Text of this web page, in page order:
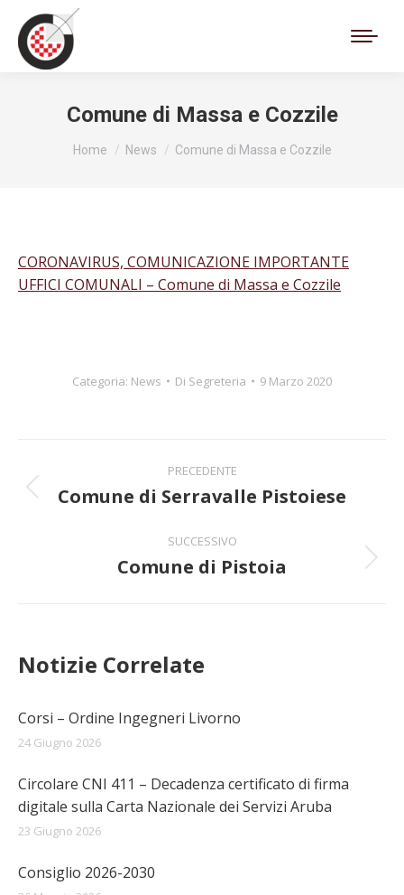
Comune di Massa e Cozzile
Tu sei qui:
Home News Comune di Massa e Cozzile
CORONAVIRUS, COMUNICAZIONE IMPORTANTE
UFFICI COMUNALI – Comune di Massa e Cozzile
Categoria: News Di Segreteria 9 Marzo 2020
tra
PRECEDENTE
Post
Comune di Serravalle Pistoiese
SUCCESSIVO
Prossimo
Comune di Pistoia
Notizie Correlate
Corsi – Ordine Ingegneri Livorno
24 Giugno 2026
Circolare CNI 411 – Decadenza certificato di firma
digitale sulla Carta Nazionale dei Servizi Aruba
23 Giugno 2026
Consiglio 2026-2030